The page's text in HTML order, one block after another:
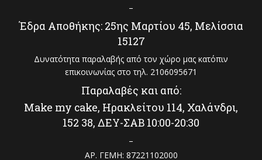
–
Έδρα Αποθήκης: 25ης Μαρτίου 45, Μελίσσια
15127
Δυνατότητα παραλαβής από τον χώρο μας κατόπιν
επικοινωνίας στο τηλ. 2106095671
Παραλαβές και από:
Make my cake, Ηρακλείτου 114, Χαλάνδρι,
152 38, ΔΕΥ-ΣΑΒ 10:00-20:30
–
ΑΡ. ΓΕΜΗ: 87221102000